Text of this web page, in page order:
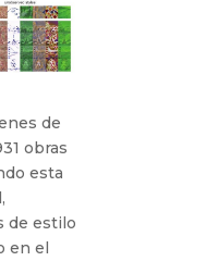
de
obras
esta
de estilo
en el